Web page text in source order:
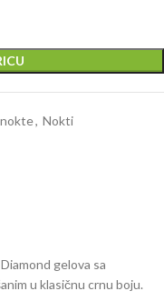
, Nokti
gelova sa
u klasičnu crnu boju.